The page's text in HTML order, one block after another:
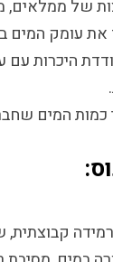
של ממלאים,
עומק המים
היכרות
כמות המים